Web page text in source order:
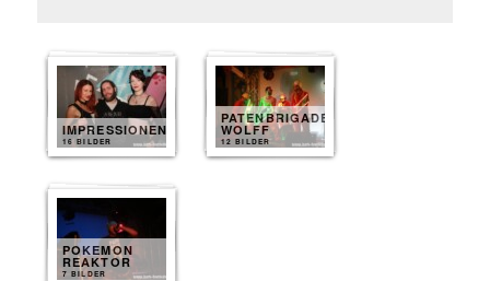
IMPRESSIONEN
16 BILDER
PATENBRIGADE
WOLFF
12 BILDER
POKEMON
REAKTOR
7 BILDER